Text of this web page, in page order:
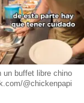
un buffet libre chino
@chickenpapi